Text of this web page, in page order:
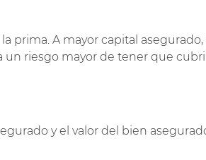
prima. A mayor capital asegurado,
un riesgo mayor de tener que
y el valor del bien